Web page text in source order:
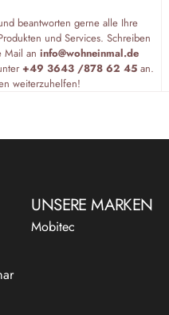
beantworten gerne alle Ihre
und Services. Schreiben
Mail an info@wohneinmal.de
+49 3643 /878 62 45 an.
weiterzuhelfen!
UNSERE MARKEN
Mobitec